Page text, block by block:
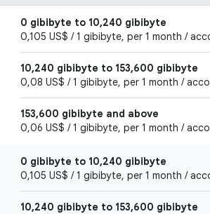
0 gibibyte to 10,240 gibibyte
0,105 US$ / 1 gibibyte, per 1 month /
10,240 gibibyte to 153,600 gibibyte
0,08 US$ / 1 gibibyte, per 1 month /
153,600 gibibyte and above
0,06 US$ / 1 gibibyte, per 1 month /
0 gibibyte to 10,240 gibibyte
0,105 US$ / 1 gibibyte, per 1 month /
10,240 gibibyte to 153,600 gibibyte